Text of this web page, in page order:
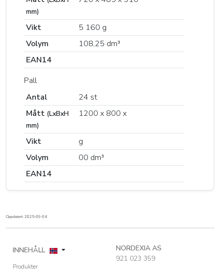
mm)
Vikt
5 160 g
Volym
108,25 dm³
EAN14
Pall
Antal
24 st
Mått (LxBxH
mm)
1200 x 800 x
Vikt
g
Volym
00 dm³
EAN14
Oppdatert: 2025-09-04
INNEHÅLL
Produkter
NORDEXIA AS
921 023 359